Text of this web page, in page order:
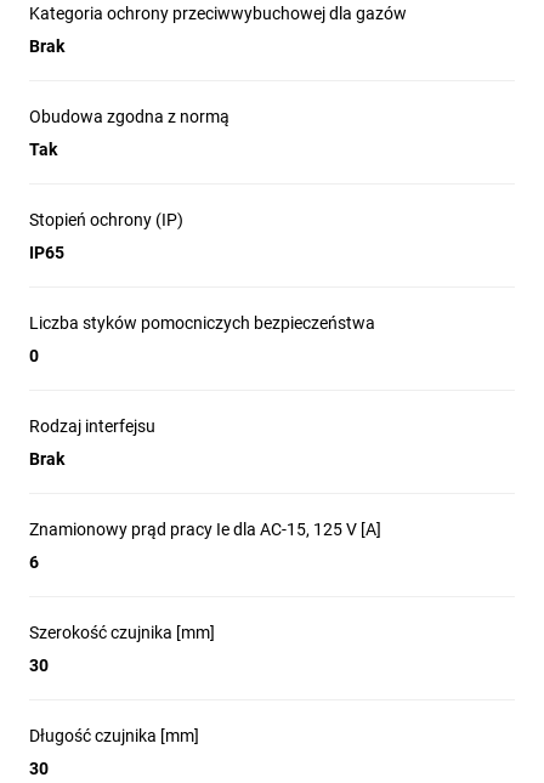
Kategoria ochrony przeciwwybuchowej dla gazów
Brak
Obudowa zgodna z normą
Tak
Stopień ochrony (IP)
IP65
Liczba styków pomocniczych bezpieczeństwa
0
Rodzaj interfejsu
Brak
Znamionowy prąd pracy Ie dla AC-15, 125 V [A]
6
Szerokość czujnika [mm]
30
Długość czujnika [mm]
30